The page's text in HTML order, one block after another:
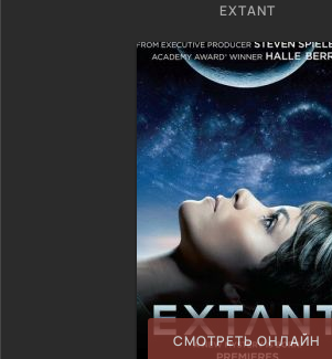
EXTANT
СМОТРЕТЬ ОНЛАЙН